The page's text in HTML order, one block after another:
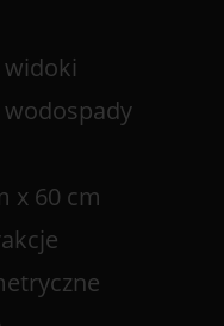
widoki
wodospady
x 60 cm